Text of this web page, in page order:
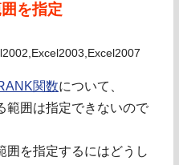
を指定
関数について、
範囲は指定できないので
囲を指定するにはどうし